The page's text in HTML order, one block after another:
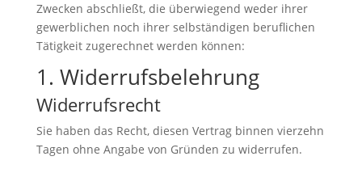
Zwecken abschließt, die überwiegend weder ihrer
gewerblichen noch ihrer selbständigen beruflichen
Tätigkeit zugerechnet werden können:
1. Widerrufsbelehrung
Widerrufsrecht
Sie haben das Recht, diesen Vertrag binnen vierzehn
Tagen ohne Angabe von Gründen zu widerrufen.